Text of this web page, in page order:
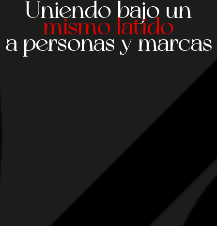
Uniendo bajo un
mismo latido
a personas y marcas